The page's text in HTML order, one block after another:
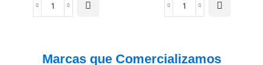
Marcas que Comercializamos